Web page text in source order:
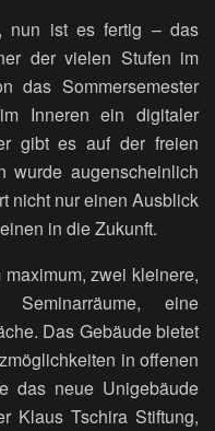
nun ist es fertig – das
der vielen Stufen im
das Sommersemester
Inneren ein digitaler
gibt es auf der freien
wurde augenscheinlich
nicht nur einen Ausblick
in die Zukunft.
zwei kleinere,
Seminarräume, eine
Das Gebäude bietet
in offenen
das neue Unigebäude
Klaus Tschira Stiftung,